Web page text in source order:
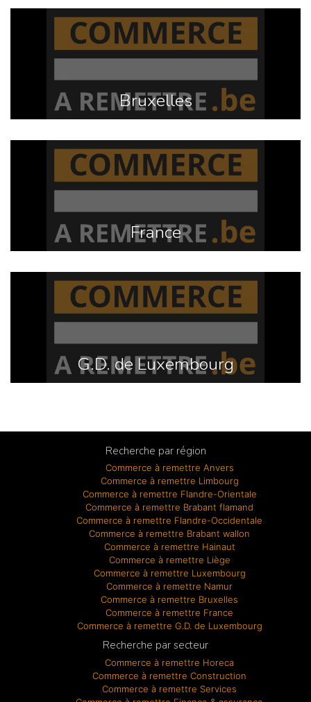
Bruxelles
France
G.D. de Luxembourg
Recherche par région
Commerce à remettre Anvers
Commerce à remettre Limbourg
Commerce à remettre Flandre-Orientale
Commerce à remettre Brabant flamand
Commerce à remettre Flandre-Occidentale
Commerce à remettre Brabant wallon
Commerce à remettre Hainaut
Commerce à remettre Liège
Commerce à remettre Luxembourg
Commerce à remettre Namur
Commerce à remettre Bruxelles
Commerce à remettre France
Commerce à remettre G.D. de Luxembourg
Recherche par secteur
Commerce à remettre Horeca
Commerce à remettre Construction
Commerce à remettre Services